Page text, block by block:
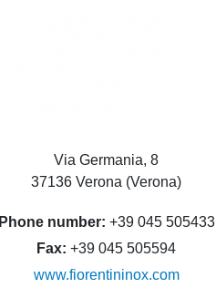
Via Germania, 8
37136 Verona (Verona)
Phone number +39 045 505433
Fax +39 045 505594
www.fiorentininox.com